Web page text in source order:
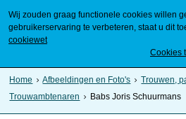
Wij zouden graag functionele cookies willen
gebruikerservaring te verbeteren, staat u dit
cookiewet
Cookies
Home Afbeeldingen en Foto's
Trouwen,
Trouwambtenaren
Babs Joris Schuurmans